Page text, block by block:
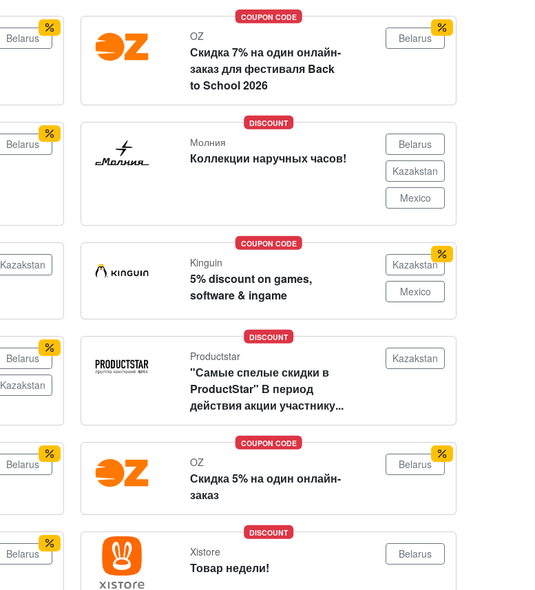
Belarus
COUPON CODE
OZ
Скидка 7% на один онлайн-
заказ для фестиваля Back
to School 2026
Belarus
Belarus
DISCOUNT
Молния
Коллекции наручных часов!
Belarus
Kazakstan
Mexico
Kazakstan
COUPON CODE
Kinguin
5% discount on games,
software & ingame
Kazakstan
Mexico
Belarus
Kazakstan
DISCOUNT
Productstar
"Самые спелые скидки в
ProductStar" В период
действия акции участнику...
Kazakstan
Belarus
COUPON CODE
OZ
Скидка 5% на один онлайн-
заказ
Belarus
Belarus
DISCOUNT
Xistore
Товар недели!
Belarus